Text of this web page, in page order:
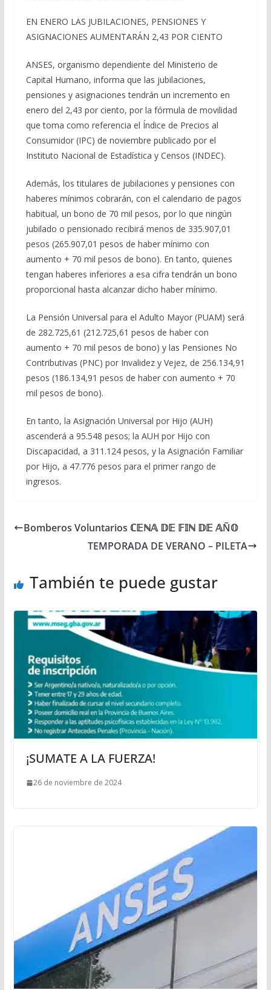
EN ENERO LAS JUBILACIONES, PENSIONES Y
ASIGNACIONES AUMENTARÁN 2,43 POR CIENTO
ANSES, organismo dependiente del Ministerio de
Capital Humano, informa que las jubilaciones,
pensiones y asignaciones tendrán un incremento en
enero del 2,43 por ciento, por la fórmula de movilidad
que toma como referencia el Índice de Precios al
Consumidor (IPC) de noviembre publicado por el
Instituto Nacional de Estadística y Censos (INDEC).
Además, los titulares de jubilaciones y pensiones con
haberes mínimos cobrarán, con el calendario de pagos
habitual, un bono de 70 mil pesos, por lo que ningún
jubilado o pensionado recibirá menos de 335.907,01
pesos (265.907,01 pesos de haber mínimo con
aumento + 70 mil pesos de bono). En tanto, quienes
tengan haberes inferiores a esa cifra tendrán un bono
proporcional hasta alcanzar dicho haber mínimo.
La Pensión Universal para el Adulto Mayor (PUAM) será
de 282.725,61 (212.725,61 pesos de haber con
aumento + 70 mil pesos de bono) y las Pensiones No
Contributivas (PNC) por Invalidez y Vejez, de 256.134,91
pesos (186.134,91 pesos de haber con aumento + 70
mil pesos de bono).
En tanto, la Asignación Universal por Hijo (AUH)
ascenderá a 95.548 pesos; la AUH por Hijo con
Discapacidad, a 311.124 pesos, y la Asignación Familiar
por Hijo, a 47.776 pesos para el primer rango de
ingresos.
Bomberos Voluntarios ℂ𝔼ℕ𝔸 𝔻𝔼 𝔽𝕀ℕ 𝔻𝔼 𝔸Ñ𝕆
TEMPORADA DE VERANO – PILETA
También te puede gustar
¡SUMATE A LA FUERZA!
26 de noviembre de 2024